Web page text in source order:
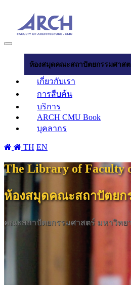
ห้องสมุดคณะสถาปัตยกรรมศาส
เกี่ยวกับเรา
การสืบค้น
บริการ
ARCH CMU Book
บุคลากร
TH EN
The Library of Faculty
ห้องสมุดคณะสถาปัตยก
คณะสถาปัตยกรรมศาสตร์ มหาวิทย